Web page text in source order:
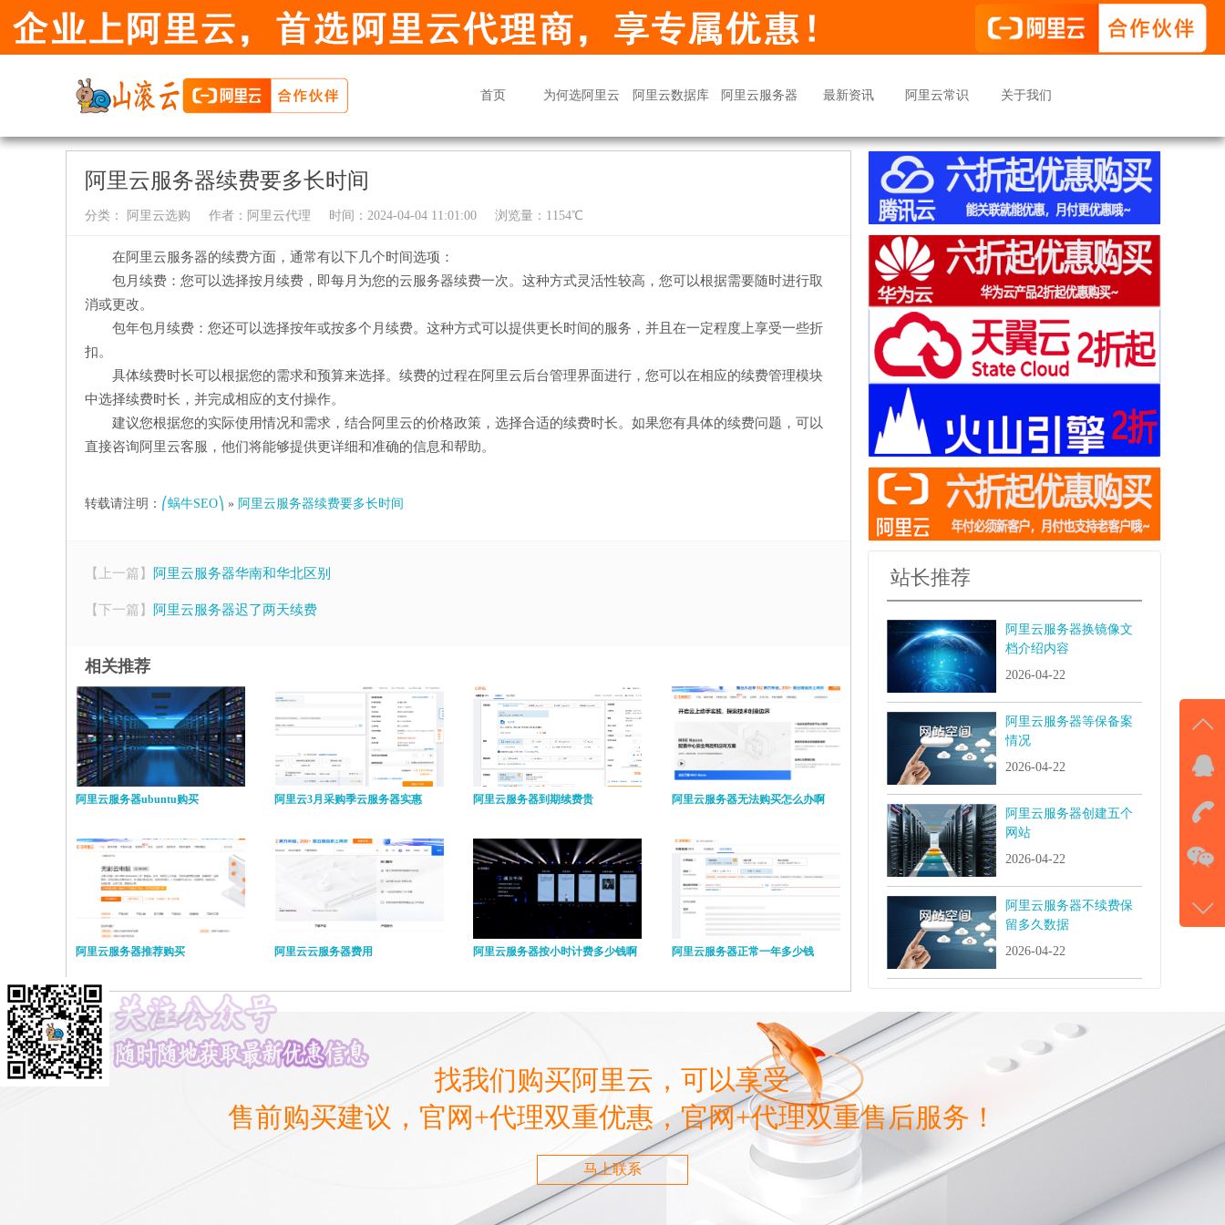
首页 为何选阿里云 阿里云数据库 阿里云服务器 最新资讯 阿里云常识 关于我们
阿里云服务器续费要多长时间
分类： 阿里云选购 作者： 阿里云代理 时间：2024-04-04 11:01:00 浏览量：1154℃
在阿里云服务器的续费方面，通常有以下几个时间选项：
包月续费：您可以选择按月续费，即每月为您的云服务器续费一次。这种方式灵活性较高，您可以根据需要随时进行取
消或更改。
包年包月续费：您还可以选择按年或按多个月续费。这种方式可以提供更长时间的服务，并且在一定程度上享受一些折
扣。
具体续费时长可以根据您的需求和预算来选择。续费的过程在阿里云后台管理界面进行，您可以在相应的续费管理模块
中选择续费时长，并完成相应的支付操作。
建议您根据您的实际使用情况和需求，结合阿里云的价格政策，选择合适的续费时长。如果您有具体的续费问题，可以
直接咨询阿里云客服，他们将能够提供更详细和准确的信息和帮助。
转载请注明： ⎛蜗牛SEO⎞ » 阿里云服务器续费要多长时间
【上一篇】 阿里云服务器华南和华北区别
【下一篇】 阿里云服务器迟了两天续费
相关推荐
阿里云服务器ubuntu购买 阿里云3月采购季云服务器实惠 阿里云服务器到期续费贵 阿里云服务器无法购买怎么办啊
阿里云服务器推荐购买 阿里云云服务器费用 阿里云服务器按小时计费多少钱啊 阿里云服务器正常一年多少钱
站长推荐
阿里云服务器换镜像文
档介绍内容
2026-04-22
阿里云服务器等保备案
情况
2026-04-22
阿里云服务器创建五个
网站
2026-04-22
阿里云服务器不续费保
留多久数据
2026-04-22
找我们购买阿里云，可以享受
售前购买建议，官网+代理双重优惠，官网+代理双重售后服务！
马上联系
QQ
击
177-